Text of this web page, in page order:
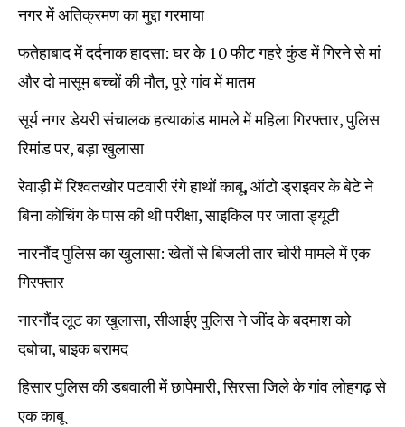
नगर में अतिक्रमण का मुद्दा गरमाया
फतेहाबाद में दर्दनाक हादसा: घर के 10 फीट गहरे कुंड में गिरने से मां
और दो मासूम बच्चों की मौत, पूरे गांव में मातम
सूर्य नगर डेयरी संचालक हत्याकांड मामले में महिला गिरफ्तार, पुलिस
रिमांड पर, बड़ा खुलासा
रेवाड़ी में रिश्वतखोर पटवारी रंगे हाथों काबू, ऑटो ड्राइवर के बेटे ने
बिना कोचिंग के पास की थी परीक्षा, साइकिल पर जाता ड्यूटी
नारनौंद पुलिस का खुलासा: खेतों से बिजली तार चोरी मामले में एक
गिरफ्तार
नारनौंद लूट का खुलासा, सीआईए पुलिस ने जींद के बदमाश को
दबोचा, बाइक बरामद
हिसार पुलिस की डबवाली में छापेमारी, सिरसा जिले के गांव लोहगढ़ से
एक काबू